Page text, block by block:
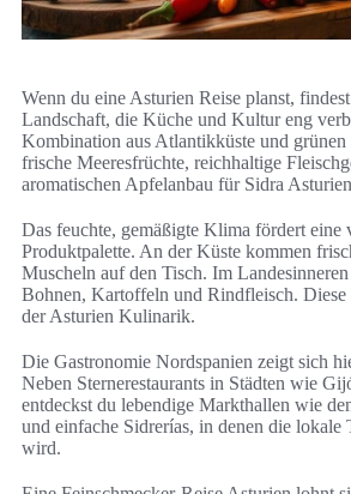
Wenn du eine Asturien Reise planst,
Landschaft, die Küche und Kultur eng
Kombination aus Atlantikküste und
frische Meeresfrüchte, reichhaltige
aromatischen Apfelanbau für Sidra
Das feuchte, gemäßigte Klima fördert eine
Produktpalette. An der Küste kommen
Muscheln auf den Tisch. Im
Bohnen, Kartoffeln und Rindfleisch.
der Asturien Kulinarik.
Die Gastronomie Nordspanien zeigt sich
Neben Sternerestaurants in Städten wie
entdeckst du lebendige Markthallen wie
und einfache Sidrerías, in denen die
wird.